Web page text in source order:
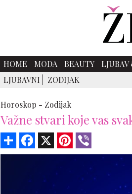
HOME MODA BEAUTY
LJUBAVNI
ZODIJAK
Horoskop - Zodijak
Važne stvari koje vas
Share Facebook Pinterest